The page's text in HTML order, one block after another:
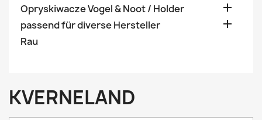
Opryskiwacze Vogel & Noot / Holder 
passend für diverse Hersteller 
Rau
KVERNELAND